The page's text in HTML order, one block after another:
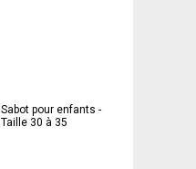
Sabot pour enfants -
Taille 30 à 35